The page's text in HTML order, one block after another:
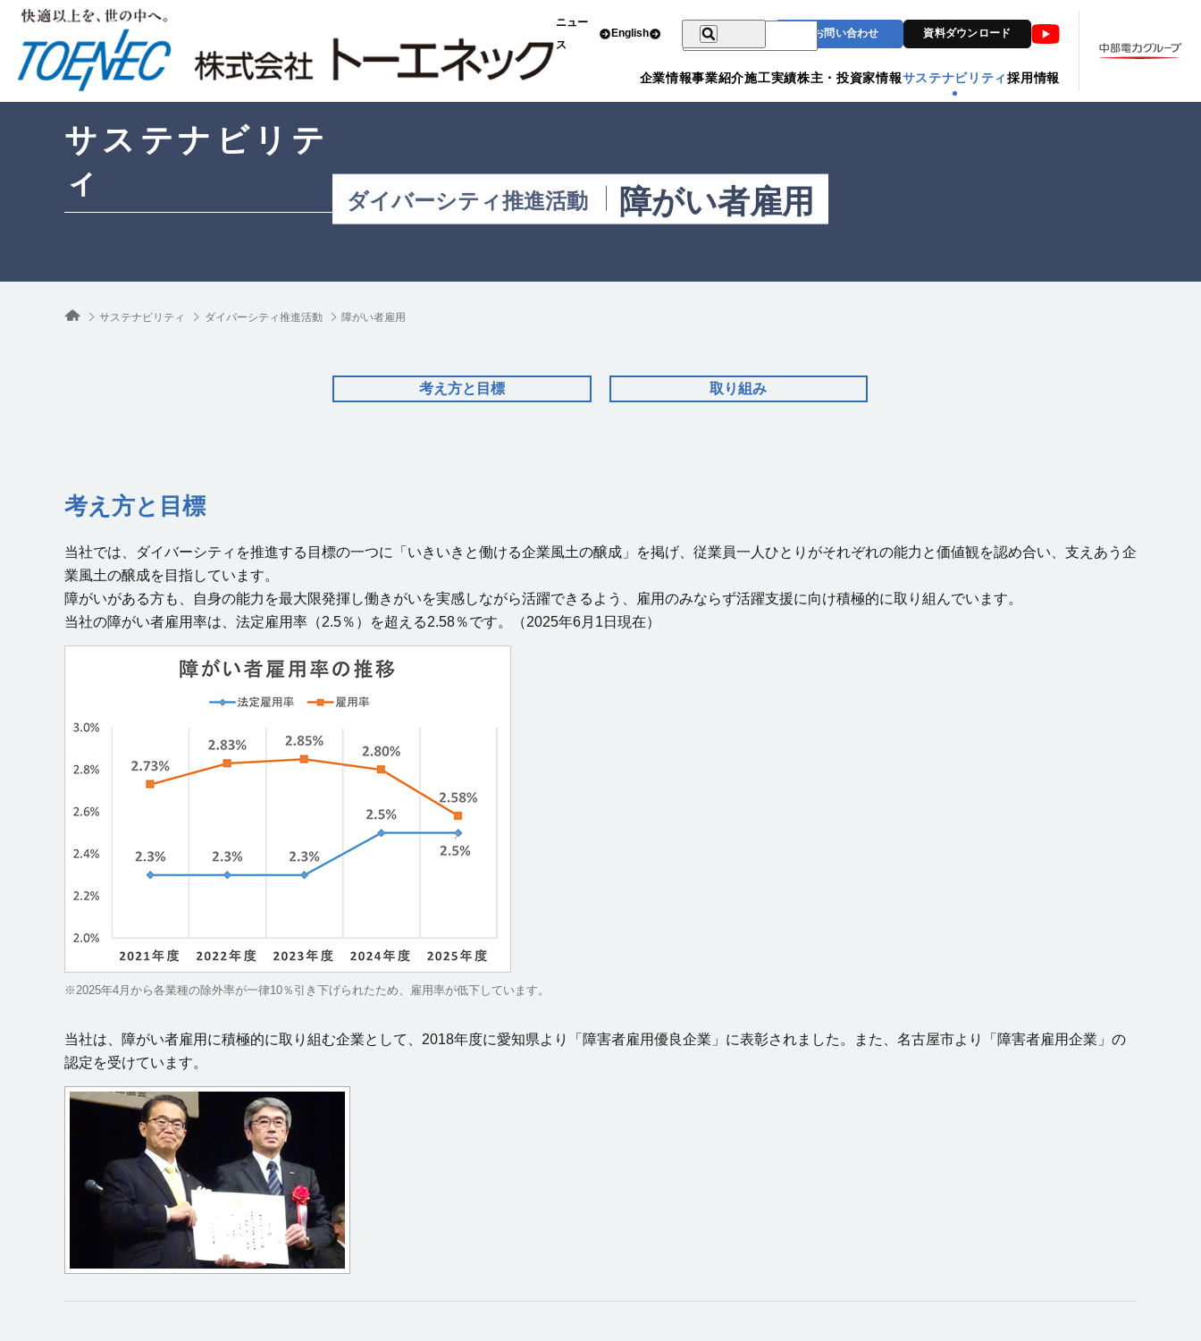
ニュー
ス
English お問い合わせ 資料ダウンロード
企業情報事業紹介施工実績株主・投資家情報サステナビリティ採用情報
サステナビリテ
ィ
ダイバーシティ推進活動 障がい者雇用
サステナビリティ ダイバーシティ推進活動 障がい者雇用
考え方と目標 取り組み
考え方と目標
当社では、ダイバーシティを推進する目標の一つに「いきいきと働ける企業風土の醸成」を掲げ、従業員一人ひとりがそれぞれの能力と価値観を認め合い、支えあう企
業風土の醸成を目指しています。
障がいがある方も、自身の能力を最大限発揮し働きがいを実感しながら活躍できるよう、雇用のみならず活躍支援に向け積極的に取り組んでいます。
当社の障がい者雇用率は、法定雇用率（2.5％）を超える2.58％です。（2025年6月1日現在）
※2025年4月から各業種の除外率が一律10％引き下げられたため、雇用率が低下しています。
当社は、障がい者雇用に積極的に取り組む企業として、2018年度に愛知県より「障害者雇用優良企業」に表彰されました。また、名古屋市より「障害者雇用企業」の
認定を受けています。